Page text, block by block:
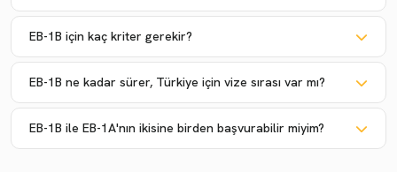
EB-1B için kaç kriter gerekir?
EB-1B ne kadar sürer, Türkiye için vize sırası var mı?
EB-1B ile EB-1A'nın ikisine birden başvurabilir miyim?